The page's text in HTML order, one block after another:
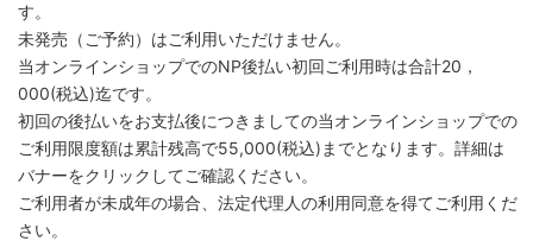
す。
未発売（ご予約）はご利用いただけません。
当オンラインショップでのNP後払い初回ご利用時は合計20，
000(税込)迄です。
初回の後払いをお支払後につきましての当オンラインショップでの
ご利用限度額は累計残高で55,000(税込)までとなります。詳細は
バナーをクリックしてご確認ください。
ご利用者が未成年の場合、法定代理人の利用同意を得てご利用くだ
さい。